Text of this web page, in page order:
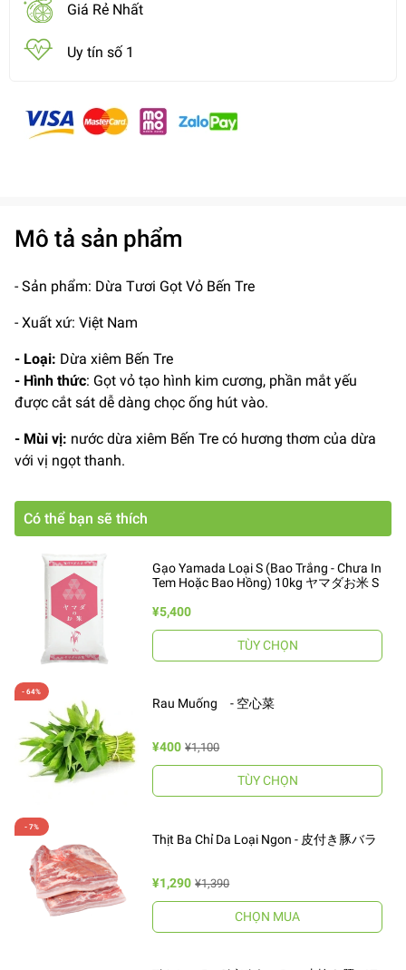
Giá Rẻ Nhất
Uy tín số 1
Mô tả sản phẩm
- Sản phẩm: Dừa Tươi Gọt Vỏ Bến Tre
- Xuất xứ: Việt Nam
- Loại: Dừa xiêm Bến Tre
- Hình thức: Gọt vỏ tạo hình kim cương, phần mắt yếu
được cắt sát dễ dàng chọc ống hút vào.
- Mùi vị: nước dừa xiêm Bến Tre có hương thơm của dừa
với vị ngọt thanh.
Có thể bạn sẽ thích
Gạo Yamada Loại S (Bao Trắng - Chưa In
Tem Hoặc Bao Hồng) 10kg ヤマダお米 S
¥5,400
TÙY CHỌN
Rau Muống - 空心菜
¥400 ¥1,100
TÙY CHỌN
Thịt Ba Chỉ Da Loại Ngon - 皮付き豚バラ
¥1,290 ¥1,390
CHỌN MUA